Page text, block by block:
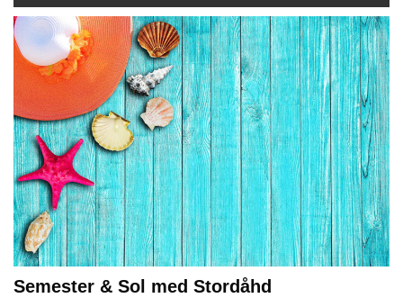
Semester & Sol med Stordåhd